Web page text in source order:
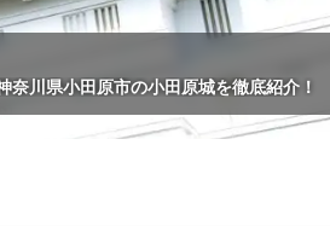
川県小田原市の小田原城を徹底紹介！